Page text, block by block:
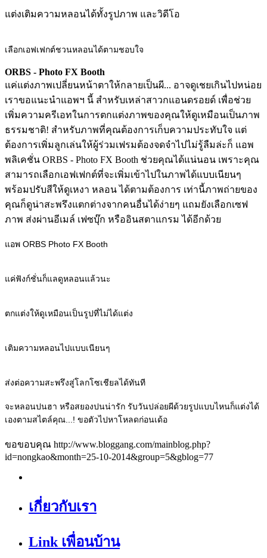
แต่งเติมความหลอนได้ทั้งรูปภาพ และวิดีโอ
เลือกเอฟเฟกต์ชวนหลอนได้ตามชอบใจ
ORBS - Photo FX Booth
แค่แต่งภาพเปลี่ยนหน้าตาให้กลายเป็นผี... อาจดูเชยเกินไปหน่อย
เราขอแนะนำแอพฯ นี้ สำหรับเหล่าสาวกแอนดรอยด์ เพื่อช่วย
เพิ่มความครีเอทในการตกแต่งภาพของคุณให้ดูเหมือนเป็นภาพ
ธรรมชาติ! สำหรับภาพที่คุณต้องการเก็บความประทับใจ แต่
ต้องการเพิ่มลูกเล่นให้ผู้ร่วมเฟรมต้องจดจำไปไม่รู้ลืมล่ะก็ แอพ
พลิเคชั่น ORBS - Photo FX Booth ช่วยคุณได้แน่นอน เพราะคุณ
สามารถเลือกเอฟเฟกต์ที่จะเพิ่มเข้าไปในภาพได้แบบเนียนๆ
พร้อมปรับสีให้ดูเหงา หลอน ได้ตามต้องการ เท่านี้ภาพถ่ายของ
คุณก็ดูน่าสะพรึงแตกต่างจากคนอื่นได้ง่ายๆ แถมยังเลือกเซฟ
ภาพ ส่งผ่านอีเมล์ เฟซบุ๊ก หรืออินสตาแกรม ได้อีกด้วย
แอพ ORBS Photo FX Booth
แค่ฟังก์ชั่นก็แลดูหลอนแล้วนะ
ตกแต่งให้ดูเหมือนเป็นรูปที่ไม่ได้แต่ง
เติมความหลอนไปแบบเนียนๆ
ส่งต่อความสะพรึงสู่โลกโซเชียลได้ทันที
จะหลอนปนฮา หรือสยองปนน่ารัก รับวันปล่อยผีด้วยรูปแบบไหนก็แต่งได้
เองตามสไตล์คุณ...! ขอตัวไปหาโหลดก่อนเด้อ
ขอขอบคุณ http://www.bloggang.com/mainblog.php?
id=nongkao&month=25-10-2014&group=5&gblog=77
เกี่ยวกับเรา
Link เพื่อนบ้าน